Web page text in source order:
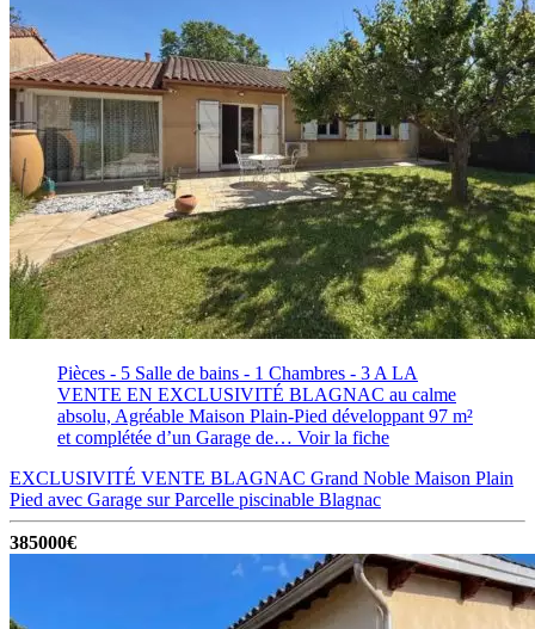
Pièces - 5 Salle de bains - 1 Chambres - 3 A LA
VENTE EN EXCLUSIVITÉ BLAGNAC au calme
absolu, Agréable Maison Plain-Pied développant 97 m²
et complétée d’un Garage de… Voir la fiche
EXCLUSIVITÉ VENTE BLAGNAC Grand Noble Maison Plain
Pied avec Garage sur Parcelle piscinable Blagnac
385000€